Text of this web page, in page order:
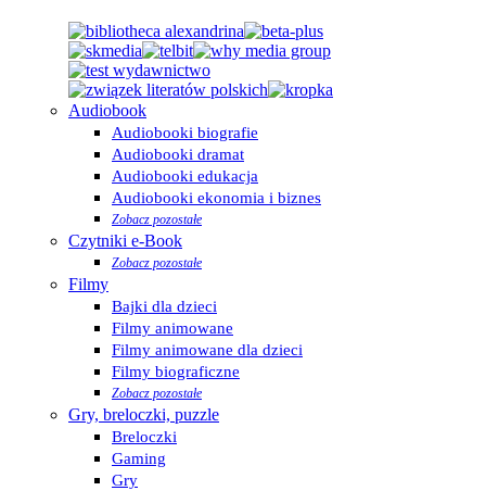
Audiobook
Audiobooki biografie
Audiobooki dramat
Audiobooki edukacja
Audiobooki ekonomia i biznes
Zobacz pozostałe
Czytniki e-Book
Zobacz pozostałe
Filmy
Bajki dla dzieci
Filmy animowane
Filmy animowane dla dzieci
Filmy biograficzne
Zobacz pozostałe
Gry, breloczki, puzzle
Breloczki
Gaming
Gry